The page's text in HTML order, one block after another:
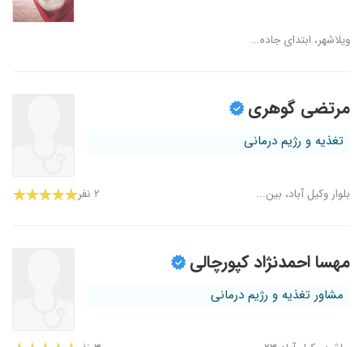
ویلاشهر، ابتدای جاده...
مرتضی گوهری
تغذیه و رژیم درمانی
بلوار وکیل آباد، بین... ۲ نفر
مهسا احمدنژاد کپورچالی
مشاور تغذیه و رژیم درمانی